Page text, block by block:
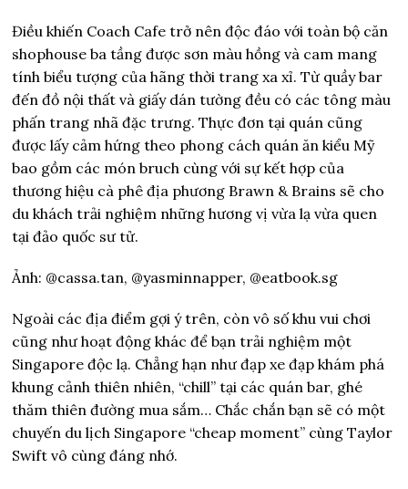
Điều khiến Coach Cafe trở nên độc đáo với toàn bộ căn
shophouse ba tầng được sơn màu hồng và cam mang
tính biểu tượng của hãng thời trang xa xỉ. Từ quầy bar
đến đồ nội thất và giấy dán tường đều có các tông màu
phấn trang nhã đặc trưng. Thực đơn tại quán cũng
được lấy cảm hứng theo phong cách quán ăn kiểu Mỹ
bao gồm các món bruch cùng với sự kết hợp của
thương hiệu cà phê địa phương Brawn & Brains sẽ cho
du khách trải nghiệm những hương vị vừa lạ vừa quen
tại đảo quốc sư tử.
Ảnh: @cassa.tan, @yasminnapper, @eatbook.sg
Ngoài các địa điểm gợi ý trên, còn vô số khu vui chơi
cũng như hoạt động khác để bạn trải nghiệm một
Singapore độc lạ. Chẳng hạn như đạp xe đạp khám phá
khung cảnh thiên nhiên, “chill” tại các quán bar, ghé
thăm thiên đường mua sắm… Chắc chắn bạn sẽ có một
chuyến du lịch Singapore “cheap moment” cùng Taylor
Swift vô cùng đáng nhớ.